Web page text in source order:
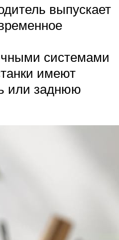
выпускает
системами
имеют
или заднюю